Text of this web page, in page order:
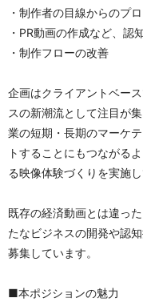
・制作者の目線からのプ
・PR動画の作成など、認
・制作フローの改善
企画はクライアントベー
スの新潮流として注目が
業の短期・長期のマーケ
トすることにもつながる
る映像体験づくりを実施し
既存の経済動画とは違っ
たなビジネスの開発や認
募集しています。
■本ポジションの魅力